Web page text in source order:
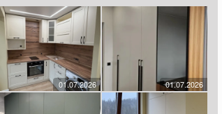
01.07.2026 01.07.2026